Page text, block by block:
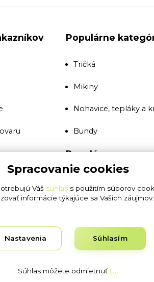
podmienky
GDPR
Populárne
Tričká
Mikiny
Nohavice, tepláky a
Bundy
Populárne
Montérkové odevy
Reflexné pracovné
Pracovné rukavice
Spracovanie cookies
Váš súhlass použitím súborov
informácie týkajúce sa Vašich záujmov.
Nastavenia Súhlasím
Súhlas môžete odmietnuťtu